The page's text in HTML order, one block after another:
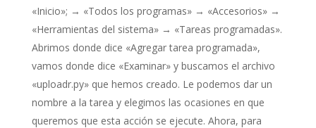
«Inicio»; → «Todos los programas» → «Accesorios» →
«Herramientas del sistema» → «Tareas programadas».
Abrimos donde dice «Agregar tarea programada»,
vamos donde dice «Examinar» y buscamos el archivo
«uploadr.py» que hemos creado. Le podemos dar un
nombre a la tarea y elegimos las ocasiones en que
queremos que esta acción se ejecute. Ahora, para